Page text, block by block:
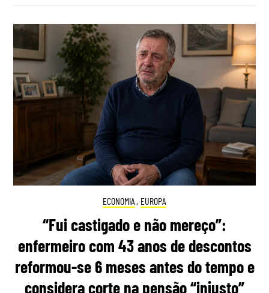
ECONOMIA , EUROPA
“Fui castigado e não mereço”:
enfermeiro com 43 anos de descontos
reformou-se 6 meses antes do tempo e
considera corte na pensão “injusto”